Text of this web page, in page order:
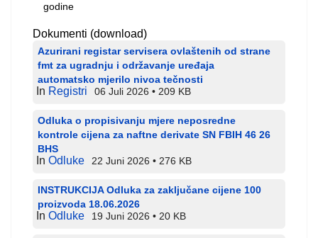
godine
Dokumenti (download)
Azurirani registar servisera ovlaštenih od strane
fmt za ugradnju i održavanje uređaja
automatsko mjerilo nivoa tečnosti
In Registri 06 Juli 2026 209 KB
Odluka o propisivanju mjere neposredne
kontrole cijena za naftne derivate SN FBIH 46 26
BHS
In Odluke 22 Juni 2026 276 KB
INSTRUKCIJA Odluka za zaključane cijene 100
proizvoda 18.06.2026
In Odluke 19 Juni 2026 20 KB